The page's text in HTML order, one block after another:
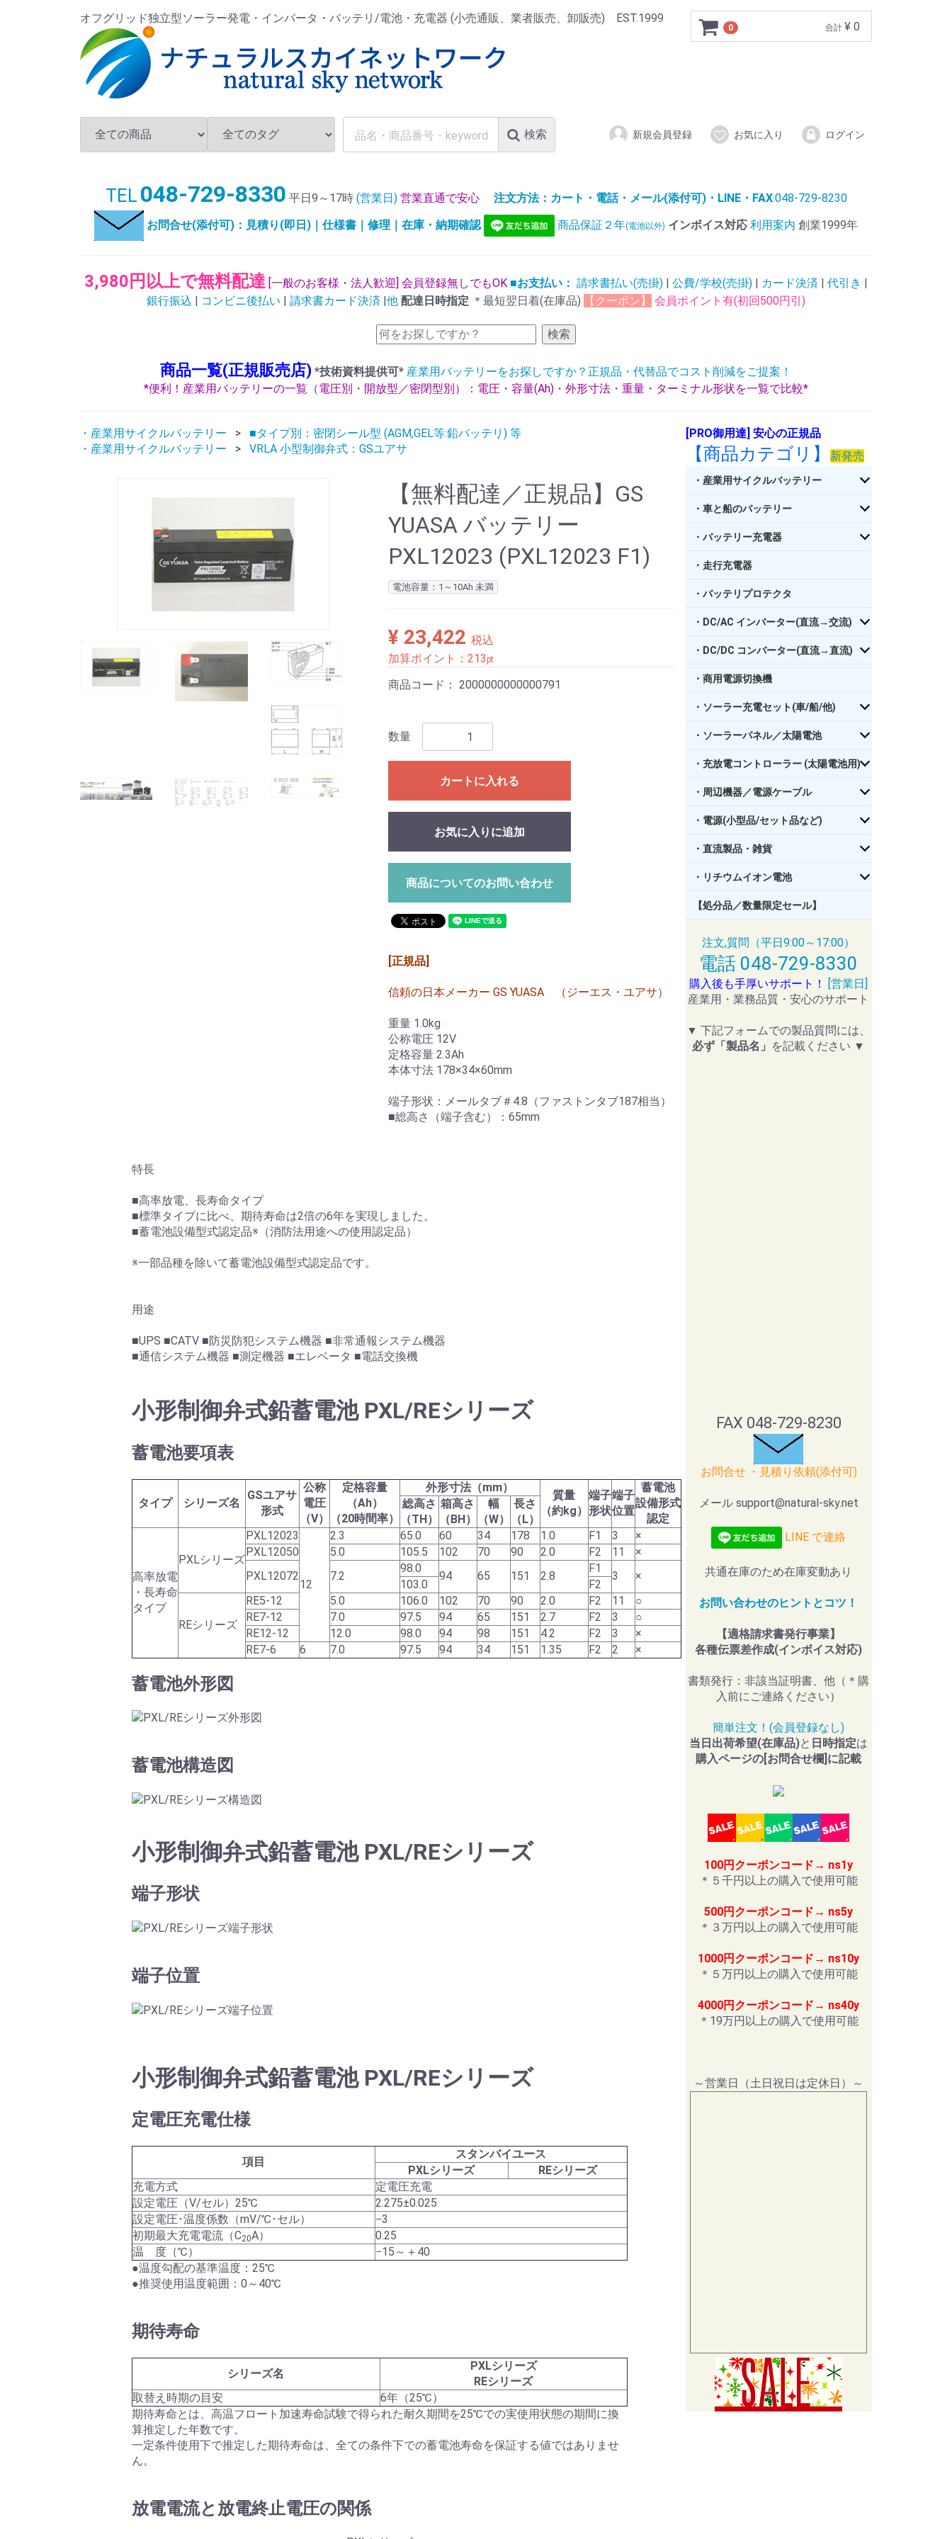
オフグリッド独立型ソーラー発電・インバータ・バッテリ/電池・充電器 (小売通販、業者販売、卸販売) EST.1999
0 合計 ¥ 0
検索 新規会員登録 お気に入り ログイン
TEL 048-729-8330 平日9～17時(営業日) 営業直通で安心 注文方法：カート・電話・メール(添付可)・LINE・FAX:048-729-8230
お問合せ(添付可)：見積り(即日)｜仕様書｜修理｜在庫・納期確認
商品保証２年(電池以外) インボイス対応 利用案内 創業1999年
3,980円以上で無料配達 [一般のお客様・法人歓迎] 会員登録無しでもOK ■お支払い： 請求書払い(売掛) | 公費/学校(売掛) | カード決済 | 代引き |
銀行振込 | コンビニ後払い | 請求書カード決済 |他 配達日時指定 ＊最短翌日着(在庫品) 【クーポン】 会員ポイント有(初回500円引)
検索
商品一覧(正規販売店) *技術資料提供可* 産業用バッテリーをお探しですか？正規品・代替品でコスト削減をご提案！
*便利！産業用バッテリーの一覧（電圧別・開放型／密閉型別）：電圧・容量(Ah)・外形寸法・重量・ターミナル形状を一覧で比較*
・産業用サイクルバッテリー
■タイプ別：密閉シール型 (AGM,GEL等:鉛バッテリ) 等
・産業用サイクルバッテリー
VRLA 小型制御弁式：GSユアサ
【無料配達／正規品】GS
YUASA バッテリー
PXL12023 (PXL12023 F1)
電池容量：1～10Ah 未満
¥ 23,422 税込
加算ポイント：213 pt
商品コード：2000000000000791
数量
カートに入れる
お気に入りに追加
商品についてのお問い合わせ
[正規品]
信頼の日本メーカー GS YUASA （ジーエス・ユアサ）
重量 1.0kg
公称電圧 12V
定格容量 2.3Ah
本体寸法 178×34×60mm
端子形状：メールタブ＃4.8（ファストンタブ187相当）
■総高さ（端子含む）：65mm
特長
■高率放電、長寿命タイプ
■標準タイプに比べ、期待寿命は2倍の6年を実現しました。
■蓄電池設備型式認定品※（消防法用途への使用認定品）
※一部品種を除いて蓄電池設備型式認定品です。
用途
■UPS ■CATV ■防災防犯システム機器 ■非常通報システム機器
■通信システム機器 ■測定機器 ■エレベータ ■電話交換機
小形制御弁式鉛蓄電池 PXL/REシリーズ
蓄電池要項表
タイプ シリーズ名
GSユアサ
形式
公称
電圧
（V）
定格容量
（Ah）
（20時間率）
外形寸法（mm）
質量
（約kg）
端子
形状
端子
位置
蓄電池
設備形式
認定
総高さ
（TH）
箱高さ
（BH）
幅
（W）
長さ
（L）
高率放電
・長寿命
タイプ
PXLシリーズ
PXL12023
12
2.3 65.0 60 34 178 1.0 F1 3
×
PXL12050
5.0 105.5 102 70 90 2.0 F2 11
×
PXL12072
7.2
98.0
94 65 151 2.8
F1
3 ×
103.0 F2
REシリーズ
RE5-12 5.0 106.0 102 70 90 2.0 F2 11
○
RE7-12
7.0 97.5 94 65 151 2.7 F2 3
○
RE12-12
12.0 98.0 94 98 151 4.2 F2 3
×
RE7-6
6 7.0 97.5 94 34 151 1.35 F2 2 ×
蓄電池外形図
蓄電池構造図
小形制御弁式鉛蓄電池 PXL/REシリーズ
端子形状
端子位置
小形制御弁式鉛蓄電池 PXL/REシリーズ
定電圧充電仕様
項目
スタンバイユース
PXLシリーズ
REシリーズ
充電方式
定電圧充電
設定電圧（V/セル）25℃
2.275±0.025
設定電圧･温度係数（mV/℃･セル）
−3
初期最大充電電流（C20A）
0.25
温 度（℃）
−15～＋40
●温度勾配の基準温度：25℃
●推奨使用温度範囲：0～40℃
期待寿命
シリーズ名
PXLシリーズ
REシリーズ
取替え時期の目安
6年（25℃）
期待寿命とは、高温フロート加速寿命試験で得られた耐久期間を25℃での実使用状態の期間に換
算推定した年数です。
一定条件使用下で推定した期待寿命は、全ての条件下での蓄電池寿命を保証する値ではありませ
ん。
放電電流と放電終止電圧の関係
[PRO御用達] 安心の正規品
【商品カテゴリ】 新発売
・産業用サイクルバッテリー
・車と船のバッテリー
・バッテリー充電器
・走行充電器
・バッテリプロテクタ
・DC/AC インバーター(直流→交流)
・DC/DC コンバーター(直流→直流)
・商用電源切換機
・ソーラー充電セット(車/船/他)
・ソーラーパネル／太陽電池
・充放電コントローラー (太陽電池用)
・周辺機器／電源ケーブル
・電源(小型品/セット品など)
・直流製品・雑貨
・リチウムイオン電池
【処分品／数量限定セール】
注文,質問（平日9:00～17:00）
電話 048-729-8330
購入後も手厚いサポート！
[営業日]
産業用・業務品質・安心のサポート
▼ 下記フォームでの製品質問には、
必ず「製品名」 を記載ください ▼
FAX 048-729-8230
お問合せ.・見積り依頼(添付可)
メール support@natural-sky.net
LINE で連絡
共通在庫のため在庫変動あり
お問い合わせのヒントとコツ！
【適格請求書発行事業】
各種伝票差作成(インボイス対応)
書類発行：非該当証明書、他（＊購
入前にご連絡ください）
簡単注文！(会員登録なし)
当日出荷希望(在庫品)と 日時指定は
購入ページの[お問合せ欄]に記載
100円クーポンコード→ ns1y
＊５千円以上の購入で使用可能
500円クーポンコード→ ns5y
＊３万円以上の購入で使用可能
1000円クーポンコード→ ns10y
＊５万円以上の購入で使用可能
4000円クーポンコード→ ns40y
＊19万円以上の購入で使用可能
～営業日（土日祝日は定休日）～